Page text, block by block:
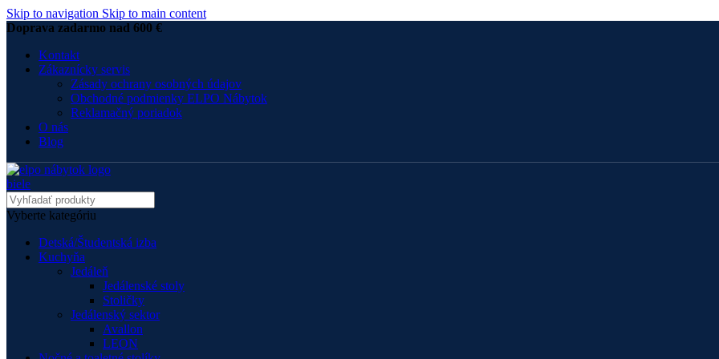
Skip to navigation Skip to main content
Doprava zadarmo nad 600 €
Kontakt
Zákaznícky servis
Zásady ochrany osobných údajov
Obchodné podmienky ELPO Nábytok
Reklamačný poriadok
O nás
Blog
Vyberte kategóriu
Detská/Študentská izba
Kuchyňa
Jedáleň
Jedálenské stoly
Stoličky
Jedálenský sektor
Avallon
LEON